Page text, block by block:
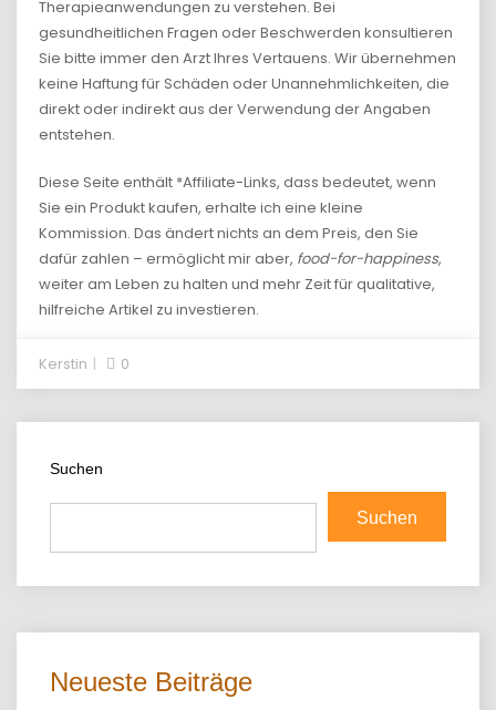
Therapieanwendungen zu verstehen. Bei
gesundheitlichen Fragen oder Beschwerden konsultieren
Sie bitte immer den Arzt Ihres Vertauens. Wir übernehmen
keine Haftung für Schäden oder Unannehmlichkeiten, die
direkt oder indirekt aus der Verwendung der Angaben
entstehen.
Diese Seite enthält *Affiliate-Links, dass bedeutet, wenn
Sie ein Produkt kaufen, erhalte ich eine kleine
Kommission. Das ändert nichts an dem Preis, den Sie
dafür zahlen – ermöglicht mir aber, food-for-happiness,
weiter am Leben zu halten und mehr Zeit für qualitative,
hilfreiche Artikel zu investieren.
Kerstin 0
Suchen
Suchen
Neueste Beiträge